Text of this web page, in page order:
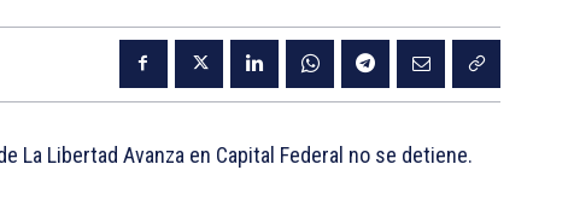
La Libertad Avanza en Capital Federal no se detiene.